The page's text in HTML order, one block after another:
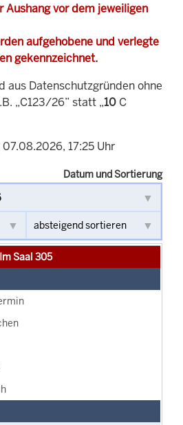
Aushang vor dem jeweiligen
aufgehobene und verlegte
gekennzeichnet.
aus Datenschutzgründen ohne
„C123/26” statt „10 C
17:25 Uhr
Datum und Sortierung
Im Saal 305